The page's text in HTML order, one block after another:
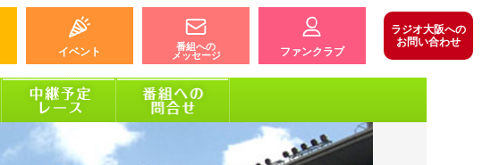
イベント
番組への
メッセージ
ファンクラブ
ラジオ大阪への
お問い合わせ